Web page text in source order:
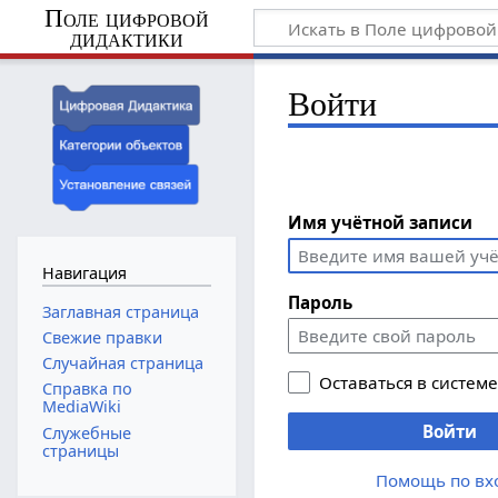
Поле цифровой
дидактики
Войти
Имя учётной записи
Пароль
Оставаться в системе
Войти
Помощь по
Навигация
Заглавная страница
Свежие правки
Случайная страница
Справка по
MediaWiki
Служебные
страницы